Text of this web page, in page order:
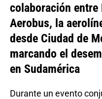
colaboración
Aerobus, la
desde Ciudad de
marcando el
en Sudamérica
Durante un evento